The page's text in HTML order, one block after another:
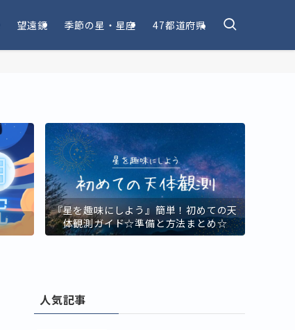
望遠鏡 季節の星・星座 47都道府県
『星を趣味にしよう』簡単！初めての天
体観測ガイド☆準備と方法まとめ☆
人気記事